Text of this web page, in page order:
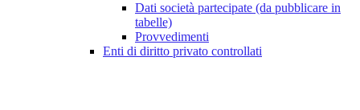
Dati società partecipate (da pubblicare in
tabelle)
Provvedimenti
Enti di diritto privato controllati